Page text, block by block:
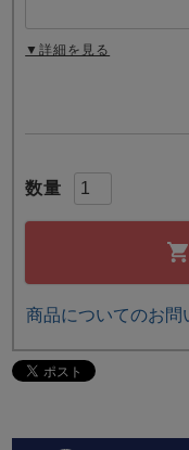
▼詳細を見る
商品についてのお問